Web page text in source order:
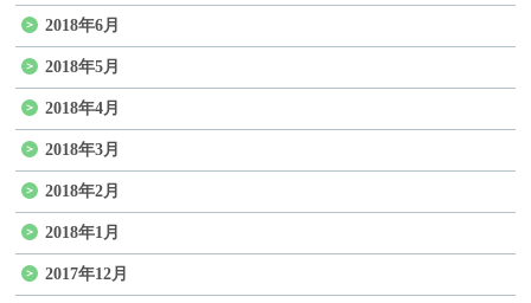
2018年6月
2018年5月
2018年4月
2018年3月
2018年2月
2018年1月
2017年12月